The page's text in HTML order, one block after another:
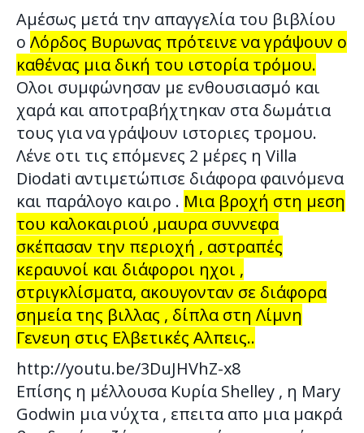
Αμέσως μετά την απαγγελία του βιβλίου
ο Λόρδος Βυρωνας πρότεινε να γράψουν ο
καθένας μια δική του ιστορία τρόμου.
Ολοι συμφώνησαν με ενθουσιασμό και
χαρά και αποτραβήχτηκαν στα δωμάτια
τους για να γράψουν ιστοριες τρομου.
Λένε οτι τις επόμενες 2 μέρες η Villa
Diodati αντιμετώπισε διάφορα φαινόμενα
και παράλογο καιρο . Μια βροχή στη μεση
του καλοκαιριού ,μαυρα συννεφα
σκέπασαν την περιοχή , αστραπές
κεραυνοί και διάφοροι ηχοι ,
στριγκλίσματα, ακουγονταν σε διάφορα
σημεία της βιλλας , δίπλα στη Λίμνη
Γενευη στις Ελβετικές Αλπεις..
http://youtu.be/3DuJHVhZ-x8
Επίσης η μέλλουσα Κυρία Shelley , η Mary
Godwin μια νύχτα , επειτα απο μια μακρά